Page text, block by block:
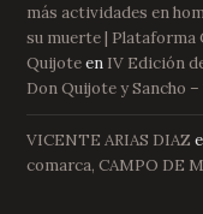
más actividades en
su muerte |
Quijoteen IV Edición
Don Quijote y Sancho –
VICENTE ARIAS DIAZ
comarca, CAMPO DE